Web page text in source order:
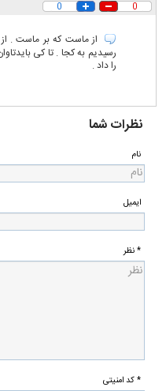
0
0
از ماست که بر ماست .
رسیدیم به کجا . تا کی
را داد .
نظرات شما
نام
ایمیل
* نظر
* کد امنیتی